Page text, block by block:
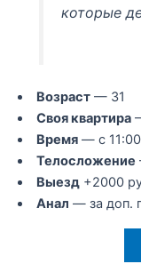
которые
Возраст— 31
Своя квартира
Время— с
Телосложение
Выезд+2000
Анал — за доп.